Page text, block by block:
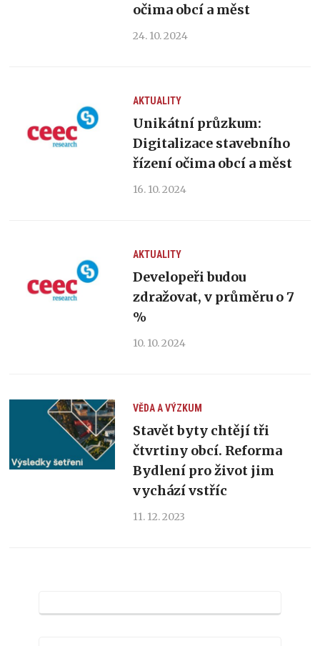
očima obcí a měst
24. 10. 2024
AKTUALITY
Unikátní průzkum:
Digitalizace stavebního
řízení očima obcí a měst
16. 10. 2024
AKTUALITY
Developeři budou
zdražovat, v průměru o 7
%
10. 10. 2024
VĚDA A VÝZKUM
Stavět byty chtějí tři
čtvrtiny obcí. Reforma
Bydlení pro život jim
vychází vstříc
11. 12. 2023